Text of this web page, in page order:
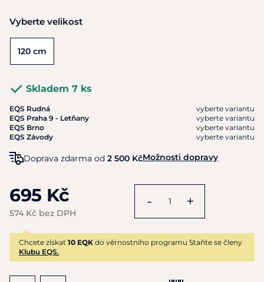
Vyberte velikost
120 cm
Skladem 7 ks
EQS Rudná
vyberte variantu
EQS Praha 9 - Letňany
vyberte variantu
EQS Brno
vyberte variantu
EQS Závody
vyberte variantu
Doprava zdarma od 2 500 KčMožnosti dopravy
695 Kč
574 Kč bez DPH
- +
Chcete získat 10 EQK do věrnostního programu Staňte se členy
Klubu EQS.